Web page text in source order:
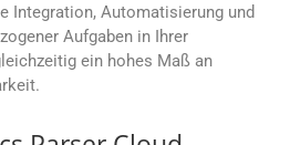
Integration, Automatisierung und
Aufgaben in Ihrer
ein hohes Maß an